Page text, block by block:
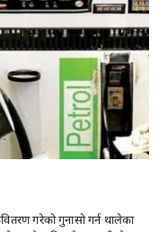
गरेकाे गुनासाे गर्न थालेका